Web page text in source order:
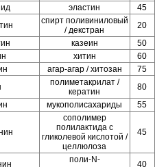
эластин 45
спирт поливиниловый
/ декстран
20
казеин 50
хитин 60
агар-агар / хитозан 75
полиметакрилат /
кератин
80
мукополисахариды 55
сополимер
полилактида с
гликолевой кислотой /
целлюлоза
45
поли-N-
40